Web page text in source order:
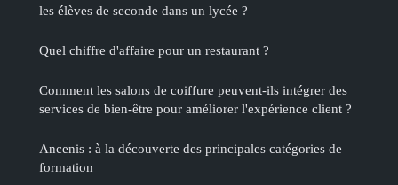
les élèves de seconde dans un lycée ?
Quel chiffre d'affaire pour un restaurant ?
Comment les salons de coiffure peuvent-ils intégrer des
services de bien-être pour améliorer l'expérience client ?
Ancenis : à la découverte des principales catégories de
formation